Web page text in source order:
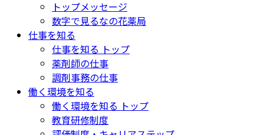
トップメッセージ
数字で見るなの花薬局
仕事を知る
仕事を知る トップ
薬剤師の仕事
調剤事務の仕事
働く環境を知る
働く環境を知る トップ
教育研修制度